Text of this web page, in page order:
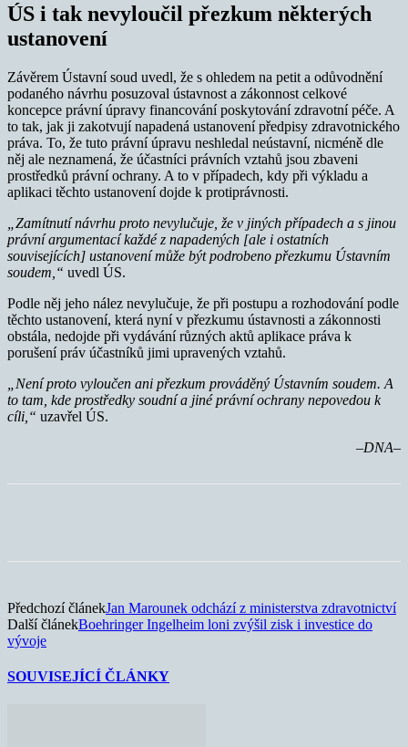
ÚS i tak nevyloučil přezkum některých
ustanovení
Závěrem Ústavní soud uvedl, že s ohledem na petit a odůvodnění
podaného návrhu posuzoval ústavnost a zákonnost celkové
koncepce právní úpravy financování poskytování zdravotní péče. A
to tak, jak ji zakotvují napadená ustanovení předpisy zdravotnického
práva. To, že tuto právní úpravu neshledal neústavní, nicméně dle
něj ale neznamená, že účastníci právních vztahů jsou zbaveni
prostředků právní ochrany. A to v případech, kdy při výkladu a
aplikaci těchto ustanovení dojde k protiprávnosti.
„Zamítnutí návrhu proto nevylučuje, že v jiných případech a s jinou
právní argumentací každé z napadených [ale i ostatních
souvisejících] ustanovení může být podrobeno přezkumu Ústavním
soudem,“ uvedl ÚS.
Podle něj jeho nález nevylučuje, že při postupu a rozhodování podle
těchto ustanovení, která nyní v přezkumu ústavnosti a zákonnosti
obstála, nedojde při vydávání různých aktů aplikace práva k
porušení práv účastníků jimi upravených vztahů.
„Není proto vyloučen ani přezkum prováděný Ústavním soudem. A
to tam, kde prostředky soudní a jiné právní ochrany nepovedou k
cíli,“ uzavřel ÚS.
–DNA–
Předchozí článekJan Marounek odchází z ministerstva zdravotnictví
Další článekBoehringer Ingelheim loni zvýšil zisk i investice do
vývoje
SOUVISEJÍCÍ ČLÁNKY